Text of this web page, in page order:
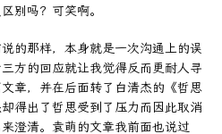
别吗？可笑啊。
的那样，本身就是一次沟通上的误
方的回应就让我觉得反而更耐人寻
章，并在后面转了白清杰的《哲思
得出了哲思受到了压力而因此取消
澄清。袁萌的文章我前面也说过